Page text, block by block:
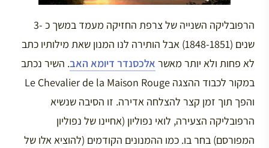
הרפובליקה השנייה של צרפת החזיקה מעמד במשך כ -3
שנים (1848-1851) אבל הותירה לנו המנון שאת מילותיו כתב
לא פחות ולא יותר מאשר אלכסנדר דיומא האב. השיר נכתב
במקור לכבוד ההצגה Le Chevalier de la Maison Rouge
והפך תוך זמן קצר להצלחה אדירה. זו הסיבה שנשיא
הרפובליקה הצעירה, לואי נפוליון (אחיינו של נפוליון
המפורסם) בחר בו. כמו ההמנונים הקודמים (להוציא אלו של